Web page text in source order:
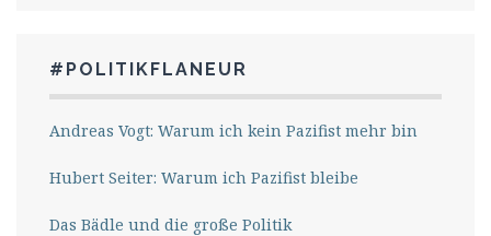
#POLITIKFLANEUR
Andreas Vogt: Warum ich kein Pazifist mehr bin
Hubert Seiter: Warum ich Pazifist bleibe
Das Bädle und die große Politik